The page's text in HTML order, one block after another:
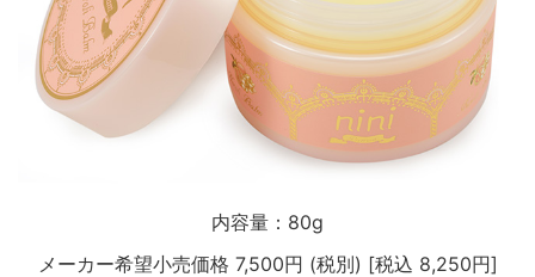
内容量：80g
メーカー希望小売価格 7,500円 (税別) [税込 8,250円]